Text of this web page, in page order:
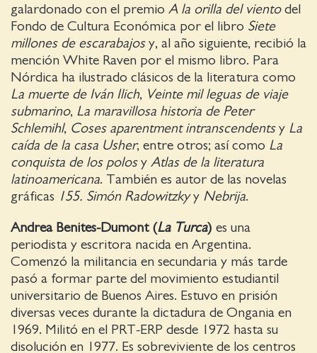
galardonado con el premio A la orilla del vientodel
Fondo de Cultura Económica por el libro Siete
millones de escarabajosy, al año siguiente, recibió la
mención White Raven por el mismo libro. Para
Nórdica ha ilustrado clásicos de la literatura como
La muerte de Iván Ilich, Veinte mil leguas de viaje
submarino, La maravillosa historia de Peter
Schlemihl, Coses aparentment intranscendentsy La
caída de la casa Usher, entre otros; así como La
conquista de los polosy Atlas de la literatura
latinoamericana. También es autor de las novelas
gráficas 155. Simón Radowitzkyy Nebrija.
Andrea Benites-Dumont (La Turca) es una
periodista y escritora nacida en Argentina.
Comenzó la militancia en secundaria y más tarde
pasó a formar parte del movimiento estudiantil
universitario de Buenos Aires. Estuvo en prisión
diversas veces durante la dictadura de Ongania en
1969. Militó en el PRT-ERP desde 1972 hasta su
disolución en 1977. Es sobreviviente de los centros